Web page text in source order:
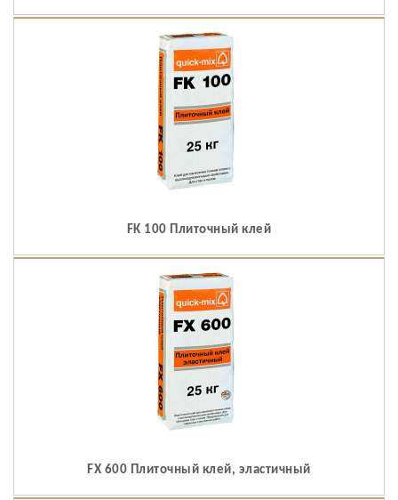
FK 100 Плиточный клей
FX 600 Плиточный клей, эластичный